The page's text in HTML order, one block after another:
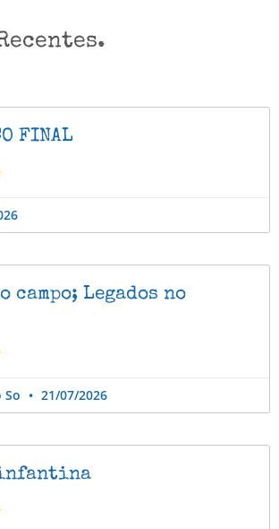
FINAL
campo; Legados no
So 21/07/2026
infantina